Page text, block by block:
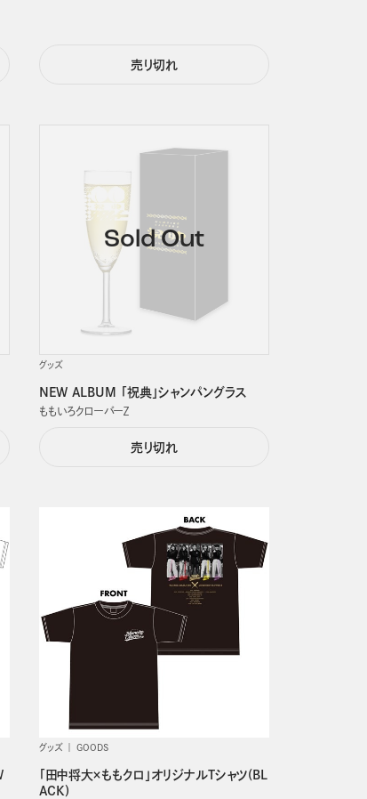
売り切れ
グッズ
NEW ALBUM 「祝典」シャンパングラス
ももいろクローバーＺ
売り切れ
グッズ GOODS
「田中将大×ももクロ」オリジナルTシャツ(BL
ACK)